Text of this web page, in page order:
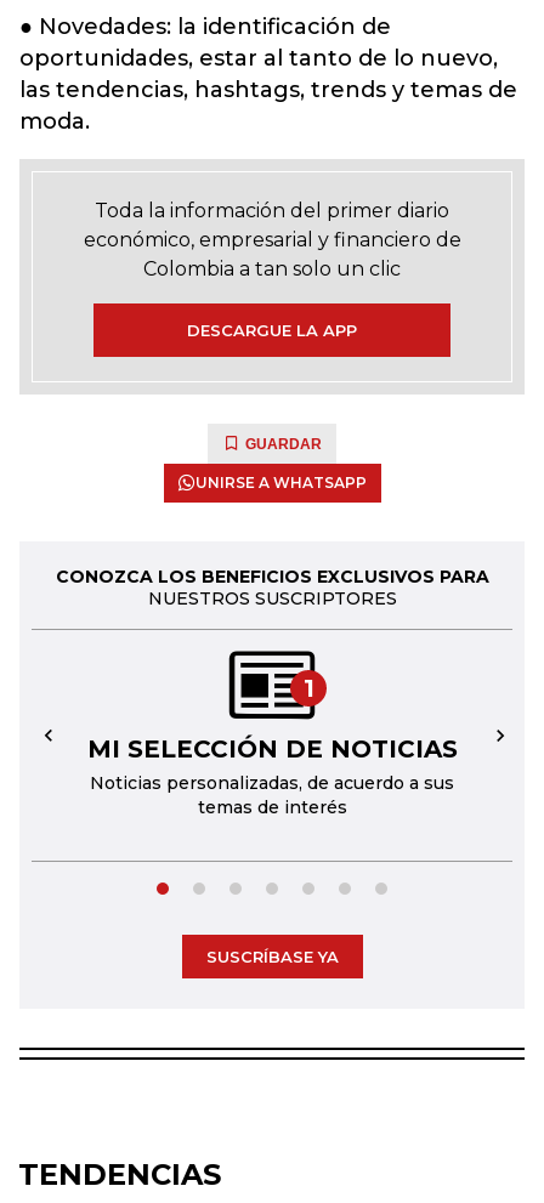
● Novedades: la identificación de
oportunidades, estar al tanto de lo nuevo,
las tendencias, hashtags, trends y temas de
moda.
Toda la información del primer diario
económico, empresarial y financiero de
Colombia a tan solo un clic
DESCARGUE LA APP
GUARDAR
UNIRSE A WHATSAPP
CONOZCA LOS BENEFICIOS EXCLUSIVOS PARA
NUESTROS SUSCRIPTORES
1
MI SELECCIÓN DE NOTICIAS
Noticias personalizadas, de acuerdo a sus
temas de interés
← →
SUSCRÍBASE YA
TENDENCIAS